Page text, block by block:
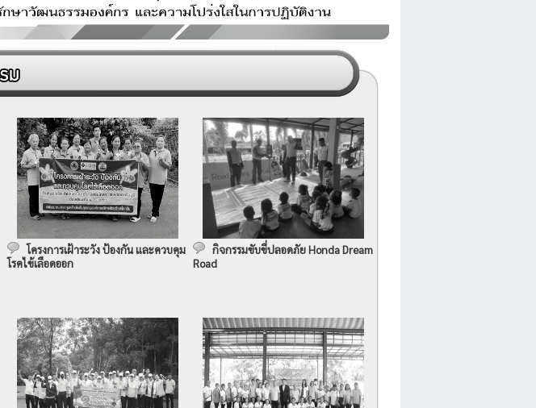
โครงการเฝ้าระวัง ป้องกัน และควบคุม
โรคไข้เลือดออก
กิจกรรมขับขี่ปลอดภัย Honda Dream
Road